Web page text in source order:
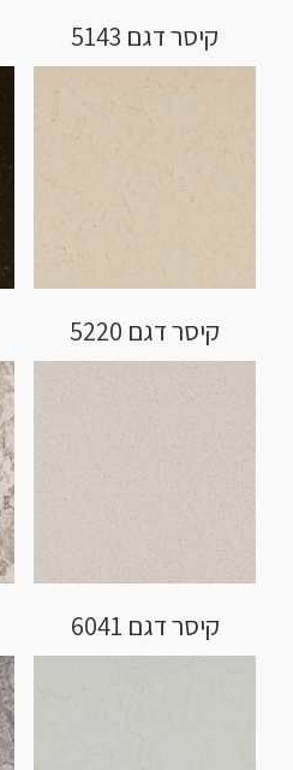
קיסר דגם 5143
קיסר דגם 5220
קיסר דגם 6041